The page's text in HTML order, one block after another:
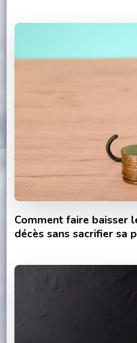
Comment faire baisser
décès sans sacrifier sa